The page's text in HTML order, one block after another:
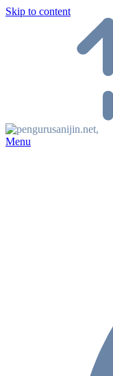
Skip to content
Menu